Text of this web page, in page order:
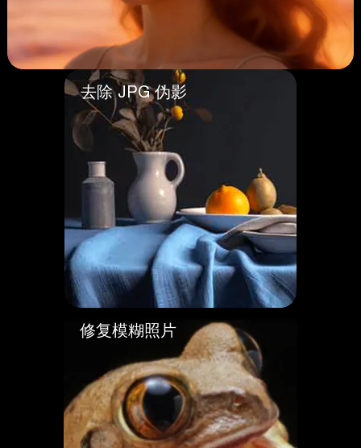
去除 JPG 伪影
修复模糊照片